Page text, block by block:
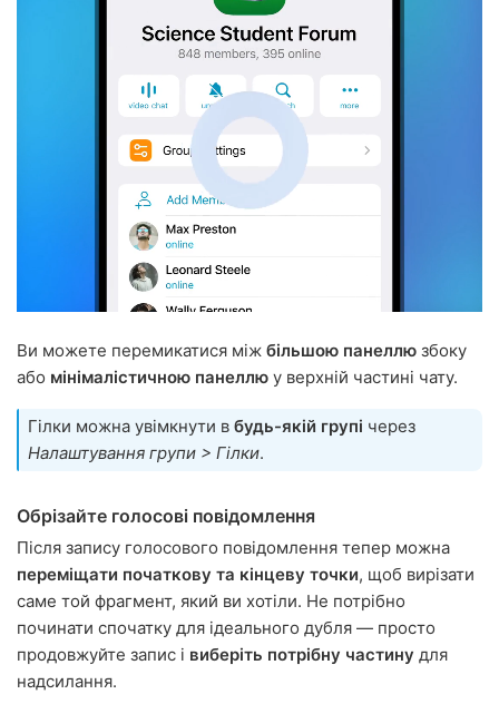
Ви можете перемикатися між більшою панеллю збоку
або мінімалістичною панеллю у верхній частині чату.
Гілки можна увімкнути в будь-якій групі через
Налаштування групи > Гілки.
Обрізайте голосові повідомлення
Після запису голосового повідомлення тепер можна
переміщати початкову та кінцеву точки, щоб вирізати
саме той фрагмент, який ви хотіли. Не потрібно
починати спочатку для ідеального дубля — просто
продовжуйте запис і виберіть потрібну частину для
надсилання.